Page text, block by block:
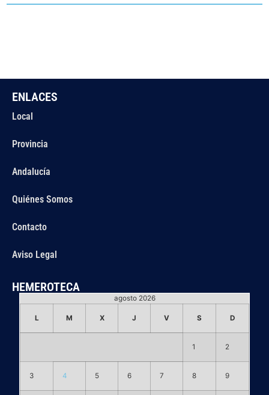
ENLACES
Local
Provincia
Andalucía
Quiénes Somos
Contacto
Aviso Legal
HEMEROTECA
agosto 2026
L M X J V S D
1 2
3 4 5 6 7 8 9